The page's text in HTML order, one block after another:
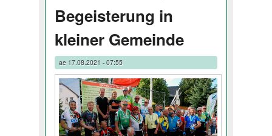
Begeisterung in
kleiner Gemeinde
ae17.08.2021 - 07:55